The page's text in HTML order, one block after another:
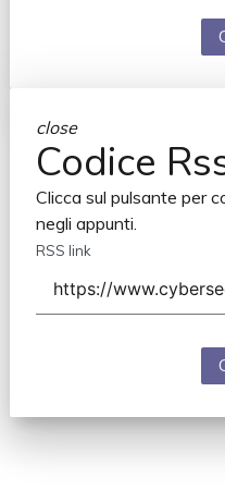
close
Codice
Clicca sul pulsante per
negli appunti.
RSS link